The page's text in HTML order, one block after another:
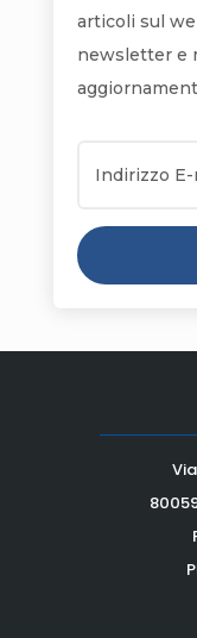
articoli sul
newsletter e